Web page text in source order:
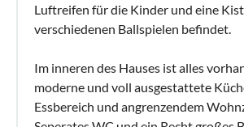
Luftreifen für die Kinder und eine
verschiedenen Ballspielen befindet.
Im inneren des Hauses ist alles
moderne und voll ausgestattete
Essbereich und angrenzendem